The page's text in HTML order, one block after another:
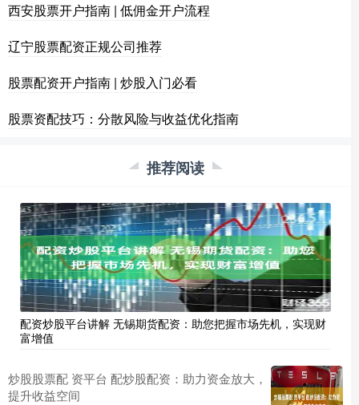
西安股票开户指南 | 低佣金开户流程
辽宁股票配资正规公司推荐
股票配资开户指南 | 炒股入门必看
股票资配技巧：分散风险与收益优化指南
推荐阅读
配资炒股平台讲解 无锡期货配资：助您把握市场先机，实现财
富增值
炒股股票配 资平台 配炒股配资：助力资金放大，
提升收益空间